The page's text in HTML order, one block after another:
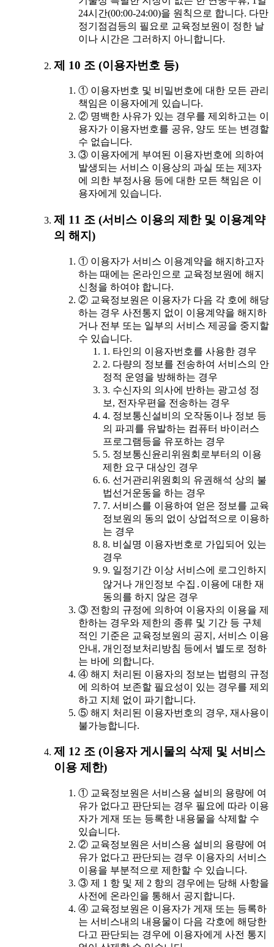
24시간(00:00-24:00)을 원칙으로 합니다. 다만
정기점검등의 필요로 교육정보원이 정한 날
이나 시간은 그러하지 아니합니다.
제 10 조 (이용자번호 등)
① 이용자번호 및 비밀번호에 대한 모든 관리
책임은 이용자에게 있습니다.
② 명백한 사유가 있는 경우를 제외하고는 이
용자가 이용자번호를 공유, 양도 또는 변경할
수 없습니다.
③ 이용자에게 부여된 이용자번호에 의하여
발생되는 서비스 이용상의 과실 또는 제3자
에 의한 부정사용 등에 대한 모든 책임은 이
용자에게 있습니다.
제 11 조 (서비스 이용의 제한 및 이용계약
의 해지)
① 이용자가 서비스 이용계약을 해지하고자
하는 때에는 온라인으로 교육정보원에 해지
신청을 하여야 합니다.
② 교육정보원은 이용자가 다음 각 호에 해당
하는 경우 사전통지 없이 이용계약을 해지하
거나 전부 또는 일부의 서비스 제공을 중지할
수 있습니다.
1. 타인의 이용자번호를 사용한 경우
2. 다량의 정보를 전송하여 서비스의 안
정적 운영을 방해하는 경우
3. 수신자의 의사에 반하는 광고성 정
보, 전자우편을 전송하는 경우
4. 정보통신설비의 오작동이나 정보 등
의 파괴를 유발하는 컴퓨터 바이러스
프로그램등을 유포하는 경우
5. 정보통신윤리위원회로부터의 이용
제한 요구 대상인 경우
6. 선거관리위원회의 유권해석 상의 불
법선거운동을 하는 경우
7. 서비스를 이용하여 얻은 정보를 교육
정보원의 동의 없이 상업적으로 이용하
는 경우
8. 비실명 이용자번호로 가입되어 있는
경우
9. 일정기간 이상 서비스에 로그인하지
않거나 개인정보 수집․이용에 대한 재
동의를 하지 않은 경우
③ 전항의 규정에 의하여 이용자의 이용을 제
한하는 경우와 제한의 종류 및 기간 등 구체
적인 기준은 교육정보원의 공지, 서비스 이용
안내, 개인정보처리방침 등에서 별도로 정하
는 바에 의합니다.
④ 해지 처리된 이용자의 정보는 법령의 규정
에 의하여 보존할 필요성이 있는 경우를 제외
하고 지체 없이 파기합니다.
⑤ 해지 처리된 이용자번호의 경우, 재사용이
불가능합니다.
제 12 조 (이용자 게시물의 삭제 및 서비스
이용 제한)
① 교육정보원은 서비스용 설비의 용량에 여
유가 없다고 판단되는 경우 필요에 따라 이용
자가 게재 또는 등록한 내용물을 삭제할 수
있습니다.
② 교육정보원은 서비스용 설비의 용량에 여
유가 없다고 판단되는 경우 이용자의 서비스
이용을 부분적으로 제한할 수 있습니다.
③ 제 1 항 및 제 2 항의 경우에는 당해 사항을
사전에 온라인을 통해서 공지합니다.
④ 교육정보원은 이용자가 게재 또는 등록하
는 서비스내의 내용물이 다음 각호에 해당한
다고 판단되는 경우에 이용자에게 사전 통지